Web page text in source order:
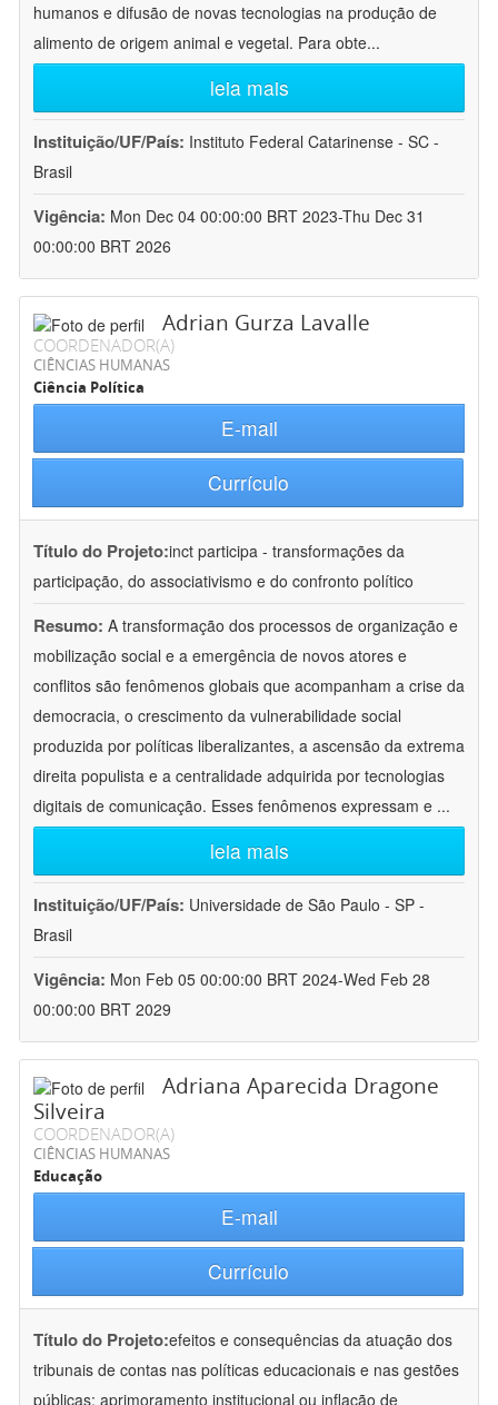
humanos e difusão de novas tecnologias na produção de
alimento de origem animal e vegetal. Para obte...
leia mais
Instituição/UF/País: Instituto Federal Catarinense - SC -
Brasil
Vigência: Mon Dec 04 00:00:00 BRT 2023-Thu Dec 31
00:00:00 BRT 2026
Adrian Gurza Lavalle
COORDENADOR(A)
CIÊNCIAS HUMANAS
Ciência Política
E-mail
Currículo
Título do Projeto:inct participa - transformações da
participação, do associativismo e do confronto político
Resumo: A transformação dos processos de organização e
mobilização social e a emergência de novos atores e
conflitos são fenômenos globais que acompanham a crise da
democracia, o crescimento da vulnerabilidade social
produzida por políticas liberalizantes, a ascensão da extrema
direita populista e a centralidade adquirida por tecnologias
digitais de comunicação. Esses fenômenos expressam e ...
leia mais
Instituição/UF/País: Universidade de São Paulo - SP -
Brasil
Vigência: Mon Feb 05 00:00:00 BRT 2024-Wed Feb 28
00:00:00 BRT 2029
Adriana Aparecida Dragone
Silveira
COORDENADOR(A)
CIÊNCIAS HUMANAS
Educação
E-mail
Currículo
Título do Projeto:efeitos e consequências da atuação dos
tribunais de contas nas políticas educacionais e nas gestões
públicas: aprimoramento institucional ou inflação de